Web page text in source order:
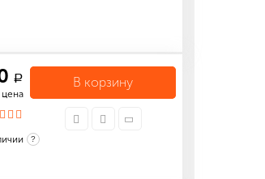
a
цена
?
В корзину